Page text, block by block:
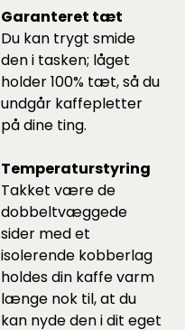
Garanteret tæt
Du kan trygt smide
den i tasken; låget
holder 100% tæt, så du
undgår kaffepletter
på dine ting.
Temperaturstyring
Takket være de
dobbeltvæggede
sider med et
isolerende kobberlag
holdes din kaffe varm
længe nok til, at du
kan nyde den i dit eget